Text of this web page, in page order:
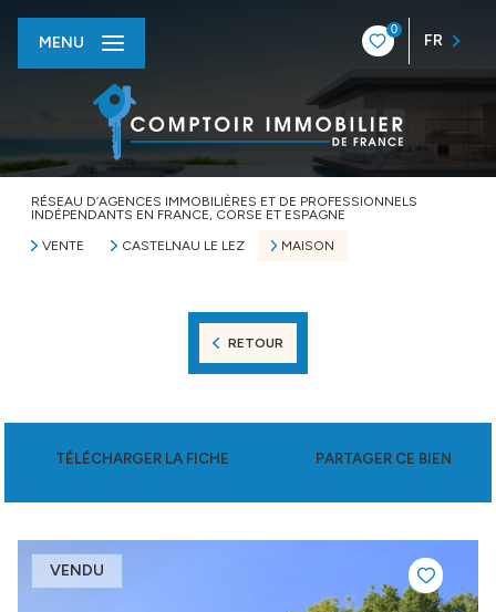
0
FR
MENU
RÉSEAU D’AGENCES IMMOBILIÈRES ET DE PROFESSIONNELS
INDÉPENDANTS EN FRANCE, CORSE ET ESPAGNE
VENTE
CASTELNAU LE LEZ MAISON
RETOUR
TÉLÉCHARGER LA FICHE PARTAGER CE BIEN
VENDU